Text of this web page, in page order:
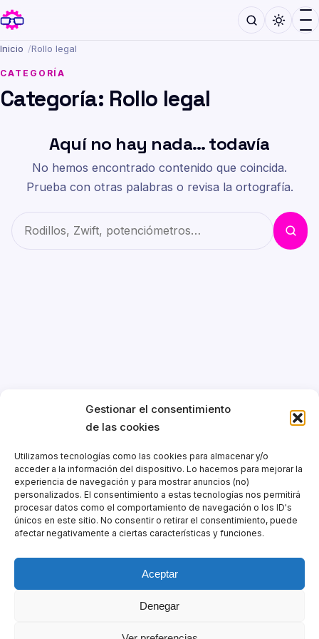
Gestionar el consentimiento
de las cookies
Utilizamos tecnologías como las cookies para almacenar y/o
acceder a la información del dispositivo. Lo hacemos para mejorar la
experiencia de navegación y para mostrar anuncios (no)
personalizados. El consentimiento a estas tecnologías nos permitirá
procesar datos como el comportamiento de navegación o los ID's
únicos en este sitio. No consentir o retirar el consentimiento, puede
afectar negativamente a ciertas características y funciones.
Aceptar
Denegar
Inicio /Rollo legal
CATEGORÍA
Categoría: Rollo legal
Aquí no hay nada… todavía
No hemos encontrado contenido que coincida.
Prueba con otras palabras o revisa la ortografía.
Buscar en el sitio Buscar
🛠️ Nuestras recomendaciones
🎙️ Capó Abierto
Zwift